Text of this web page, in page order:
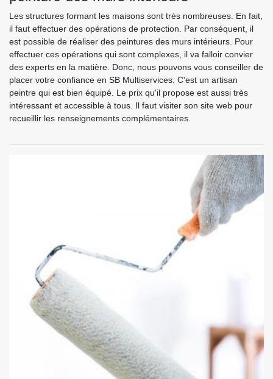
Les structures formant les maisons sont très nombreuses. En fait,
il faut effectuer des opérations de protection. Par conséquent, il
est possible de réaliser des peintures des murs intérieurs. Pour
effectuer ces opérations qui sont complexes, il va falloir convier
des experts en la matière. Donc, nous pouvons vous conseiller de
placer votre confiance en SB Multiservices. C'est un artisan
peintre qui est bien équipé. Le prix qu'il propose est aussi très
intéressant et accessible à tous. Il faut visiter son site web pour
recueillir les renseignements complémentaires.